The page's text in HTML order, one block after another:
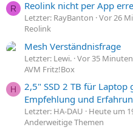
R Reolink nicht per App
Letzter: RayBanton Vor 26
Reolink
Mesh Verständnisfrage
Letzter: Lewi. Vor 35 Minuten
AVM Fritz!Box
H
2,5" SSD 2 TB für Laptop
Empfehlung und
Letzter: HA-DAU
Heute um
Anderweitige Themen